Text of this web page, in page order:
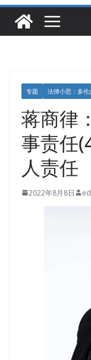
专题 法律小思：多
蒋商律
事责任
人责任
2022年8月8日